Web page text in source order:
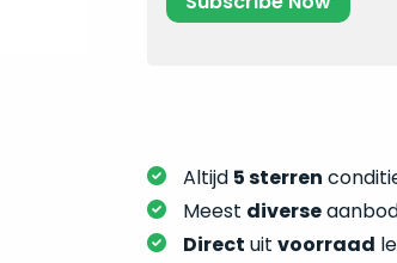
Altijd 5 sterren
Meest diverse
Direct uit voorraad